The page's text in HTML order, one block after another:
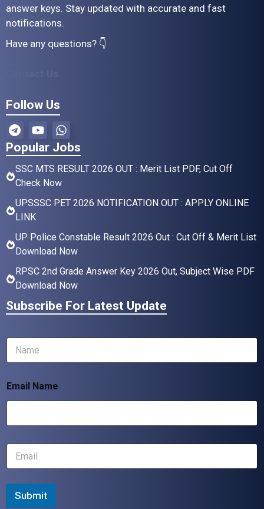
answer keys. Stay updated with accurate and fast
notifications.
Have any questions? 👇
Follow Us
Popular Jobs
SSC MTS RESULT 2026 OUT : Merit List PDF, Cut Off
Check Now
UPSSSC PET 2026 NOTIFICATION OUT : APPLY ONLINE
LINK
UP Police Constable Result 2026 Out : Cut Off & Merit List
Download Now
RPSC 2nd Grade Answer Key 2026 Out, Subject Wise PDF
Download Now
Subscribe For Latest Update
N
m
*Email Name
E
a
i
*
Submit